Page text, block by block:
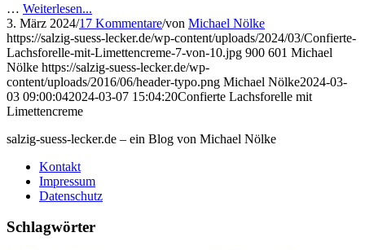
… Weiterlesen...
3. März 2024/17 Kommentare/von Michael Nölke
https://salzig-suess-lecker.de/wp-content/uploads/2024/03/Confierte-
Lachsforelle-mit-Limettencreme-7-von-10.jpg 900 601 Michael
Nölke https://salzig-suess-lecker.de/wp-
content/uploads/2016/06/header-typo.png Michael Nölke2024-03-
03 09:00:042024-03-07 15:04:20Confierte Lachsforelle mit
Limettencreme
salzig-suess-lecker.de – ein Blog von Michael Nölke
Kontakt
Impressum
Datenschutz
Schlagwörter